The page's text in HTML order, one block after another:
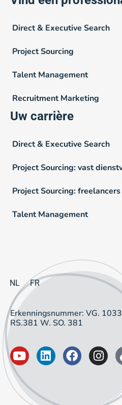
Direct & Executive Search
Project Sourcing
Talent Management
Recruitment Marketing
Uw carrière
Direct & Executive Search
Project Sourcing: vast
Project Sourcing: freelancers
Talent Management
NL FR
Erkenningsnummer: VG.
RS.381 W. SO. 381